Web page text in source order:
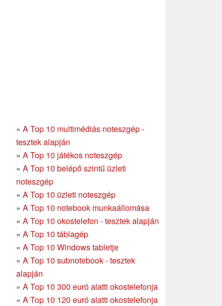
» A Top 10 multimédiás noteszgép -
tesztek alapján
» A Top 10 játékos noteszgép
» A Top 10 belépő szintű üzleti
noteszgép
» A Top 10 üzleti noteszgép
» A Top 10 notebook munkaállomása
» A Top 10 okostelefon - tesztek alapján
» A Top 10 táblagép
» A Top 10 Windows tabletje
» A Top 10 subnotebook - tesztek
alapján
» A Top 10 300 euró alatti okostelefonja
» A Top 10 120 euró alatti okostelefonja